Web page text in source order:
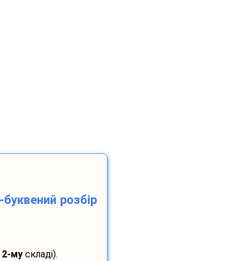
розбір
2-мускладі).